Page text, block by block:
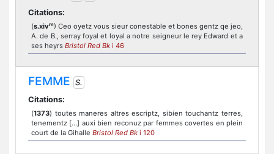
Citations:
(s.xivm) Ceo oyetz vous sieur conestable et bones gentz qe jeo,
A. de B., serray foyal et loyal a notre seigneur le rey Edward et a
ses heyrs Bristol Red Bk i 46
FEMME S.
Citations:
(1373) toutes maneres altres escriptz, sibien touchantz terres,
tenementz [...] auxi bien reconuz par femmes covertes en plein
court de la Gihalle Bristol Red Bk i 120